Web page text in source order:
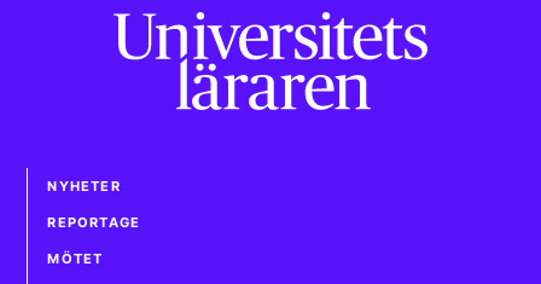
NYHETER
REPORTAGE
MÖTET